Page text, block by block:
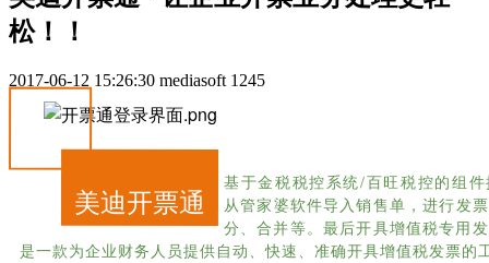
松！！
2017-06-12 15:26:30 mediasoft 1245
美迪开票通 基于金税税控系统/百旺税控的组
从管家婆软件导入销售单，进行发
分、合并等。最后开具增值税专用
是一款为企业财务人员提供自动、快速、准确开具增值税发票的